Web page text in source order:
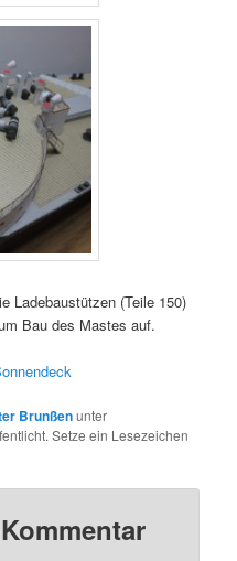
Ladebaustützen (Teile 150)
Bau des Mastes auf.
Brunßenunter
Setze ein Lesezeichen